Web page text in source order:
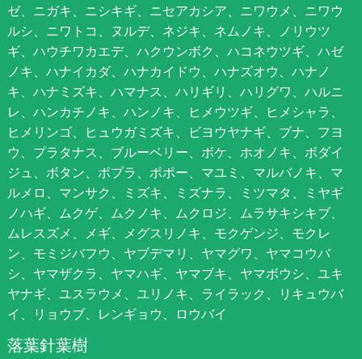
ゼ、ニガキ、ニシキギ、ニセアカシア、ニワウメ、ニワウ
ルシ、ニワトコ、ヌルデ、ネジキ、ネムノキ、ノリウツ
ギ、ハウチワカエデ、ハクウンボク、ハコネウツギ、ハゼ
ノキ、ハナイカダ、ハナカイドウ、ハナズオウ、ハナノ
キ、ハナミズキ、ハマナス、ハリギリ、ハリグワ、ハルニ
レ、ハンカチノキ、ハンノキ、ヒメウツギ、ヒメシャラ、
ヒメリンゴ、ヒュウガミズキ、ビヨウヤナギ、ブナ、フヨ
ウ、プラタナス、ブルーベリー、ボケ、ホオノキ、ボダイ
ジュ、ボタン、ポプラ、ポポー、マユミ、マルバノキ、マ
ルメロ、マンサク、ミズキ、ミズナラ、ミツマタ、ミヤギ
ノハギ、ムクゲ、ムクノキ、ムクロジ、ムラサキシキブ、
ムレスズメ、メギ、メグスリノキ、モクゲンジ、モクレ
ン、モミジバフウ、ヤブデマリ、ヤマグワ、ヤマコウバ
シ、ヤマザクラ、ヤマハギ、ヤマブキ、ヤマボウシ、ユキ
ヤナギ、ユスラウメ、ユリノキ、ライラック、リキュウバ
イ、リョウブ、レンギョウ、ロウバイ
落葉針葉樹